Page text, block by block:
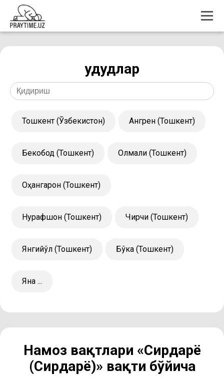
Ҳудудлар
Тошкент (Ўзбекистон) Ангрен (Тошкент)
Бекобод (Тошкент) Олмалиқ (Тошкент)
Оҳангарон (Тошкент)
Нурафшон (Тошкент) Чирчиқ (Тошкент)
Янгийўл (Тошкент) Бўка (Тошкент)
Яна ...
Намоз вақтлари «Сирдарё
(Сирдарё)» вақти бўйича